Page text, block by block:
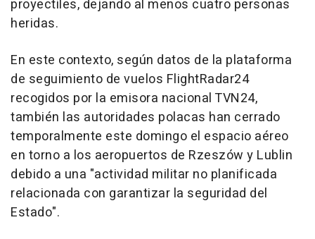
proyectiles, dejando al menos cuatro personas
heridas.
En este contexto, según datos de la plataforma
de seguimiento de vuelos FlightRadar24
recogidos por la emisora nacional TVN24,
también las autoridades polacas han cerrado
temporalmente este domingo el espacio aéreo
en torno a los aeropuertos de Rzeszów y Lublin
debido a una "actividad militar no planificada
relacionada con garantizar la seguridad del
Estado".